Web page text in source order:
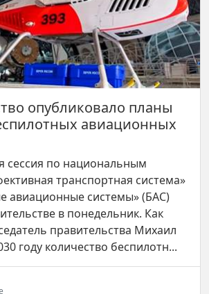
опубликовало планы
авиационных
сессия по национальным
транспортная система»
авиационные системы» (БАС)
в понедельник. Как
правительства Михаил
году количество беспилотн...